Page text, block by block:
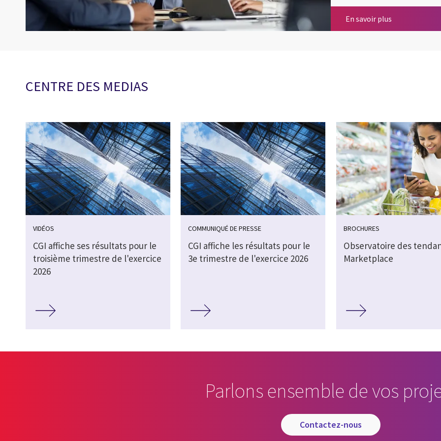
En savoir plus
CENTRE DES MEDIAS
VIDÉOS
CGI affiche ses résultats pour le
troisième trimestre de l'exercice
2026
COMMUNIQUÉ DE PRESSE
CGI affiche les résultats pour le
3e trimestre de l'exercice 2026
BROCHURES
Observatoire des
Marketplace
Parlons ensemble de vos
contactez-nous